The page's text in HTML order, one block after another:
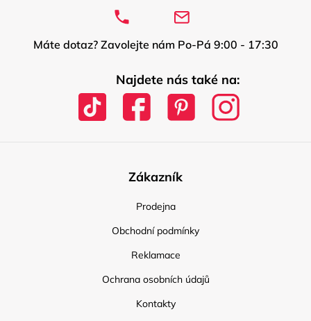
Máte dotaz? Zavolejte nám Po-Pá 9:00 - 17:30
Najdete nás také na:
Zákazník
Prodejna
Obchodní podmínky
Reklamace
Ochrana osobních údajů
Kontakty